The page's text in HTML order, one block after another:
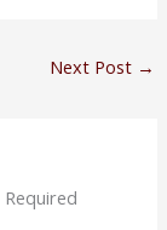
Next Post →
Required